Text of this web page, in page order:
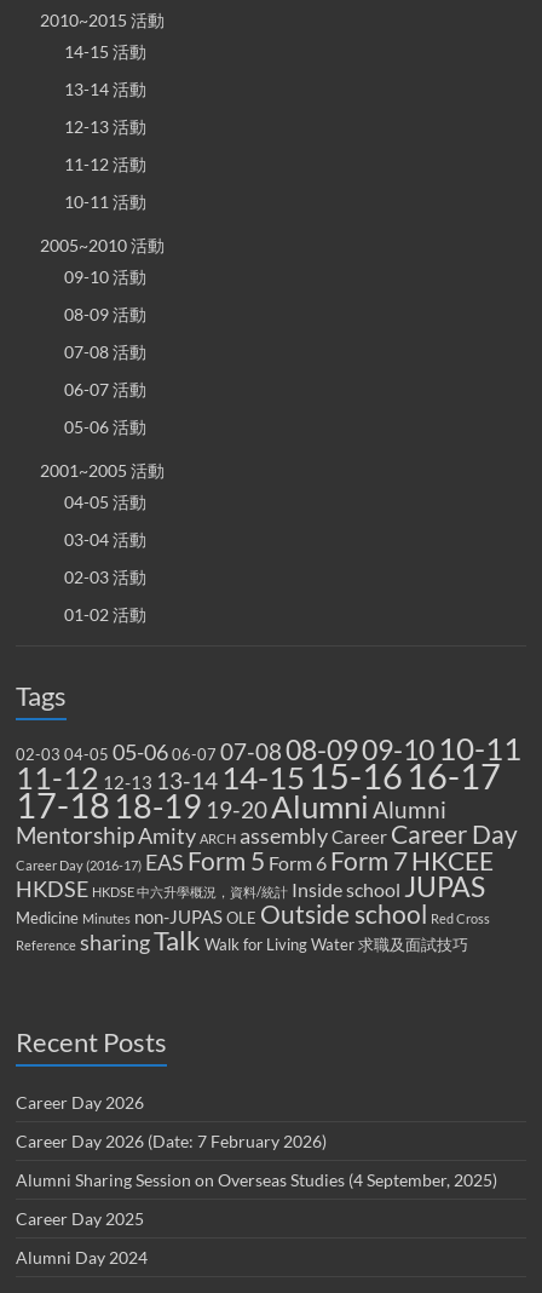
2010~2015 活動
14-15 活動
13-14 活動
12-13 活動
11-12 活動
10-11 活動
2005~2010 活動
09-10 活動
08-09 活動
07-08 活動
06-07 活動
05-06 活動
2001~2005 活動
04-05 活動
03-04 活動
02-03 活動
01-02 活動
Tags
02-03 04-05 05-06 06-07 07-0808-0909-10 10-11
11-12 12-13 13-14 14-15 15-16 16-17
17-18 18-19 19-20Alumni Alumni
MentorshipAmity ARCH assemblyCareer Career Day
Career Day (2016-17) EAS Form 5 Form 6 Form 7HKCEE
HKDSE HKDSE 中六升學概況，資料/統計 Inside school JUPAS
Medicine Minutes non-JUPAS OLE Outside school Red Cross
Reference sharingTalk Walk for Living Water 求職及面試技巧
Recent Posts
Career Day 2026
Career Day 2026 (Date: 7 February 2026)
Alumni Sharing Session on Overseas Studies (4 September, 2025)
Career Day 2025
Alumni Day 2024